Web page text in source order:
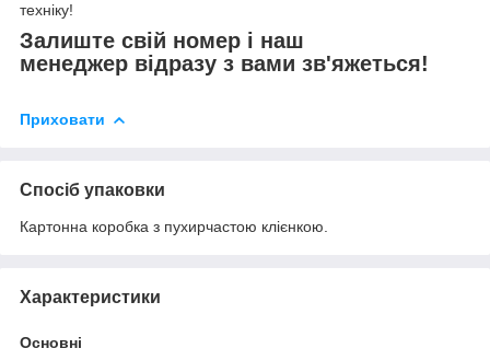
техніку!
Залиште свій номер і наш
менеджер відразу з вами зв'яжеться!
Приховати
Спосіб упаковки
Картонна коробка з пухирчастою клієнкою.
Характеристики
Основні